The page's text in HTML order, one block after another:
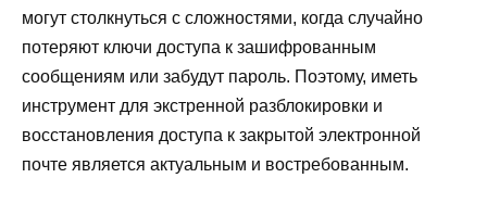
могут столкнуться с сложностями, когда случайно
потеряют ключи доступа к зашифрованным
сообщениям или забудут пароль. Поэтому, иметь
инструмент для экстренной разблокировки и
восстановления доступа к закрытой электронной
почте является актуальным и востребованным.